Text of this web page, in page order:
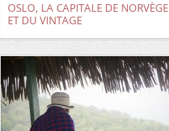
OSLO, LA CAPITALE DE NORVÈGE
ET DU VINTAGE